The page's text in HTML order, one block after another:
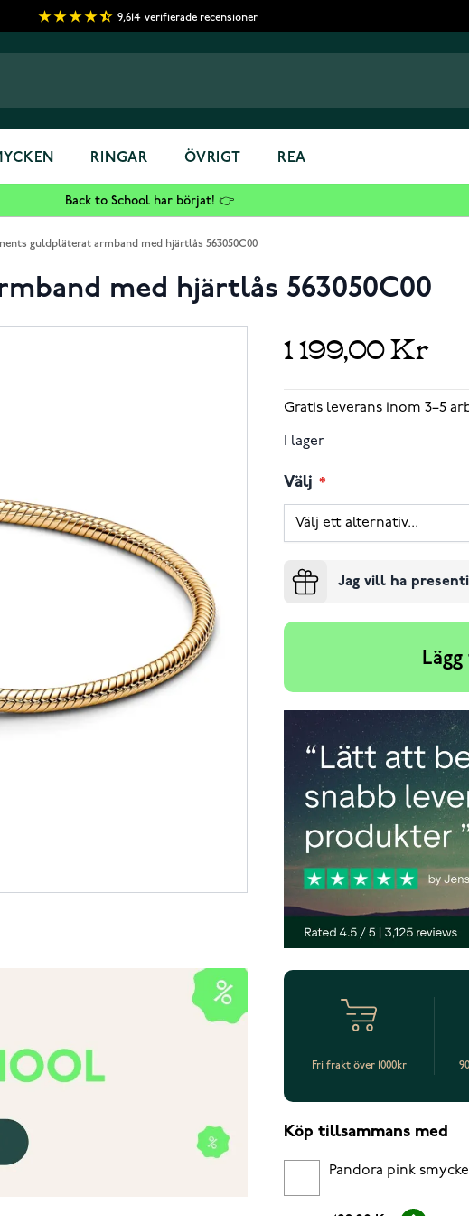
9,614 verifierade recensioner
RINGAR ÖVRIGT REA
Back to School har börjat! 👉
guldpläterat armband med hjärtlås 563050C00
med hjärtlås 563050C00
1 199,00 Kr
Gratis leverans inom 3–5
I lager
Välj
Jag vill ha
Fri frakt över 1000kr
Köp tillsammans med
Pandora pink